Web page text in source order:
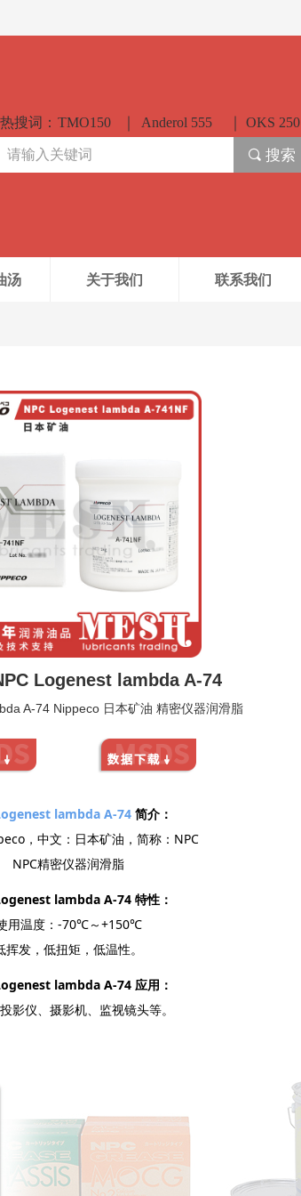
汤 关于我们 联系我们
热搜词： TMO150 Anderol 555 OKS 250
끠 搜索
Logenest lambda A-74
A-74 Nippeco 日本矿油 精密仪器润滑脂
lambda A-74 简介：
，中文：日本矿油，简称：NPC
NPC精密仪器润滑脂
lambda A-74 特性：
用温度：-70℃～+150℃
挥发，低扭矩，低温性。
lambda A-74 应用：
影仪、摄影机、监视镜头等。